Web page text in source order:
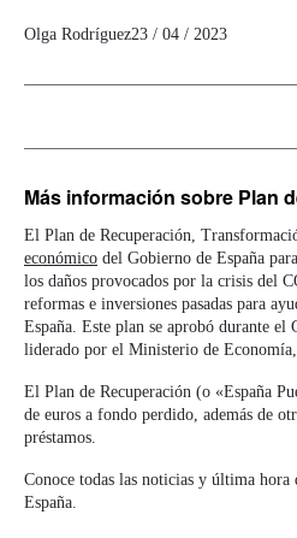
Olga Rodríguez23 / 04 / 2023
Más información sobre Plan
El Plan de Recuperación,
económico del Gobierno de España
los daños provocados por la crisis del
reformas e inversiones pasadas para
España. Este plan se aprobó durante el
liderado por el Ministerio de
El Plan de Recuperación (o «España
de euros a fondo perdido, además de
préstamos.
Conoce todas las noticias y última hora
España.